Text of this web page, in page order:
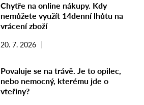
Chytře na online nákupy. Kdy
nemůžete využít 14denní lhůtu na
vrácení zboží
20. 7. 2026
Povaluje se na trávě. Je to opilec,
nebo nemocný, kterému jde o
vteřiny?